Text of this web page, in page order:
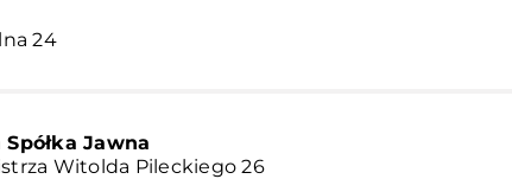
24
Jawna
Witolda Pileckiego 26